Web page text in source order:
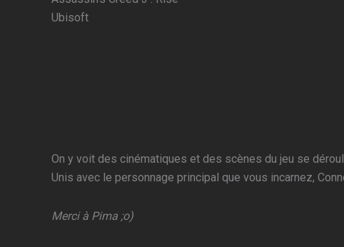
Ubisoft
On y voit des cinématiques et des scènes du jeu se
Unis avec le personnage principal que vous incarnez,
Merci à Pima ;o)